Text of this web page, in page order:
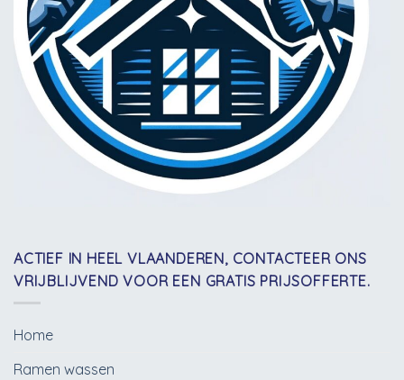
ACTIEF IN HEEL VLAANDEREN, CONTACTEER ONS
VRIJBLIJVEND VOOR EEN GRATIS PRIJSOFFERTE.
Home
Ramen wassen